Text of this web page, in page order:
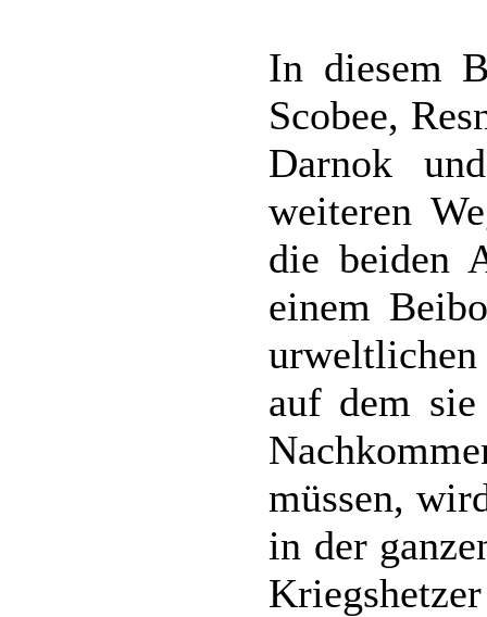
In diesem
Scobee,
Darnok
weiteren
die beiden
einem
auf dem sie
müssen,
in der